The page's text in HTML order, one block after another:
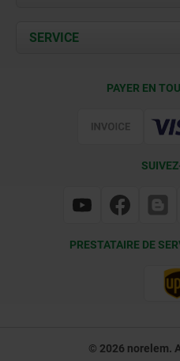
Contact
Documents
SERVICE
PAYER EN
PRESTATAIRE DE
© 2026 norelem.